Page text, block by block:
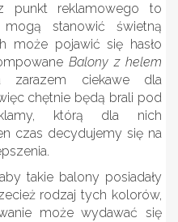
punkt reklamowego to
stanowić świetną
może pojawić się hasło
Balony z helem
ciekawe dla
chętnie będą brali pod
którą dla nich
czas decydujemy się na
takie balony posiadały
rodzaj tych kolorów,
może wydawać się